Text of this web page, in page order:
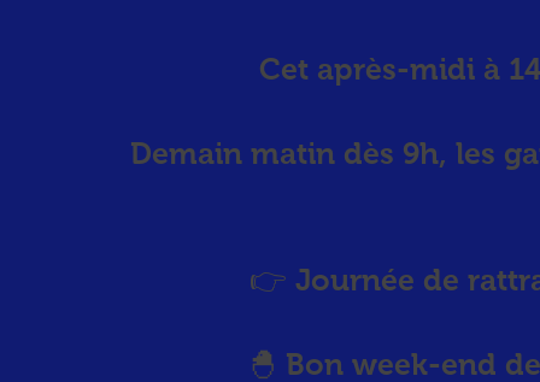
Cet après-midi à
Demain matin dès 9h, les
👉 Journée de
🐣 Bon week-end